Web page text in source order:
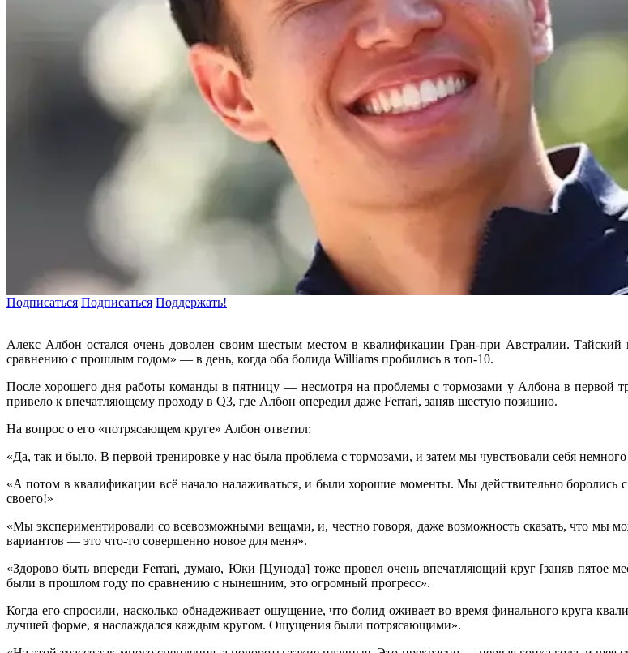
Подписаться Подписаться Поддержать!
Алекс Албон остался очень доволен своим шестым местом в квалификации Гран-при Австралии.
сравнению с прошлым годом» — в день, когда оба болида Williams пробились в топ-10.
После хорошего дня работы команды в пятницу — несмотря на проблемы с тормозами у Албона в первой
привело к впечатляющему проходу в Q3, где Албон опередил даже Ferrari, заняв шестую позицию.
На вопрос о его «потрясающем круге» Албон ответил:
«Да, так и было. В первой тренировке у нас была проблема с тормозами, и затем мы чувствовали себя
«А потом в квалификации всё начало налаживаться, и были хорошие моменты. Мы действительно
своего!»
«Мы экспериментировали со всевозможными вещами, и, честно говоря, даже возможность сказать, что мы
вариантов — это что-то совершенно новое для меня».
«Здорово быть впереди Ferrari, думаю, Юки [Цунода] тоже провел очень впечатляющий круг [заняв пятое
были в прошлом году по сравнению с нынешним, это огромный прогресс».
Когда его спросили, насколько обнадеживает ощущение, что болид оживает во время финального круга
лучшей форме, я наслаждался каждым кругом. Ощущения были потрясающими».